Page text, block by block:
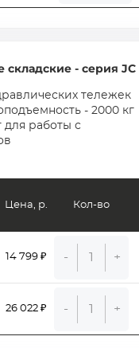
- серия JC
тележек
- 2000 кг
для работы с
Цена, р.
14 799 ₽
26 022 ₽
Кол-во
- +
- +